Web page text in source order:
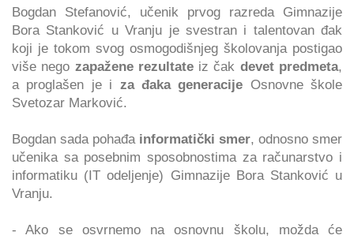
Bogdan Stefanović, učenik prvog razreda Gimnazije
Bora Stanković u Vranju je svestran i talentovan đak
koji je tokom svog osmogodišnjeg školovanja postigao
više nego zapažene rezultateiz čak devet predmeta,
a proglašen je i za đaka generacije Osnovne škole
Svetozar Marković.
Bogdan sada pohađa informatički smer, odnosno smer
učenika sa posebnim sposobnostima za računarstvo i
informatiku (IT odeljenje) Gimnazije Bora Stanković u
Vranju.
- Ako se osvrnemo na osnovnu školu, možda će